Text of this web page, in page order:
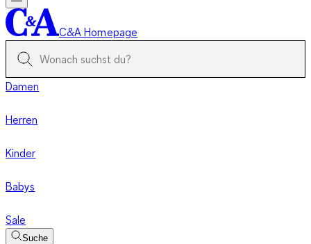
C&A Homepage
Damen
Herren
Kinder
Babys
Sale
Suche